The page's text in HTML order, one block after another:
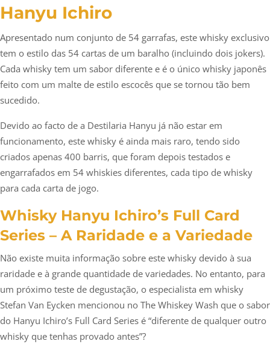
Hanyu Ichiro
Apresentado num conjunto de 54 garrafas, este whisky exclusivo
tem o estilo das 54 cartas de um baralho (incluindo dois jokers).
Cada whisky tem um sabor diferente e é o único whisky japonês
feito com um malte de estilo escocês que se tornou tão bem
sucedido.
Devido ao facto de a Destilaria Hanyu já não estar em
funcionamento, este whisky é ainda mais raro, tendo sido
criados apenas 400 barris, que foram depois testados e
engarrafados em 54 whiskies diferentes, cada tipo de whisky
para cada carta de jogo.
Whisky Hanyu Ichiro’s Full Card
Series – A Raridade e a Variedade
Não existe muita informação sobre este whisky devido à sua
raridade e à grande quantidade de variedades. No entanto, para
um próximo teste de degustação, o especialista em whisky
Stefan Van Eycken mencionou no The Whiskey Wash que o sabor
do Hanyu Ichiro’s Full Card Series é “diferente de qualquer outro
whisky que tenhas provado antes”?